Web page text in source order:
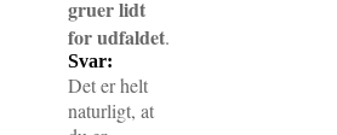
gruer lidt
for udfaldet.
Svar:
Det er helt
naturligt, at